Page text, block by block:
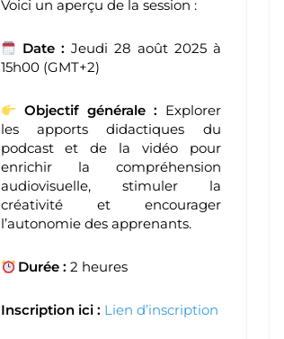
Voici un aperçu de la session :
Date : Jeudi 28 août 2025 à
15h00 (GMT+2)
Objectif générale : Explorer
les apports didactiques du
podcast et de la vidéo pour
enrichir la compréhension
audiovisuelle, stimuler la
créativité et encourager
l’autonomie des apprenants.
Durée : 2 heures
Inscription ici : Lien d’inscription